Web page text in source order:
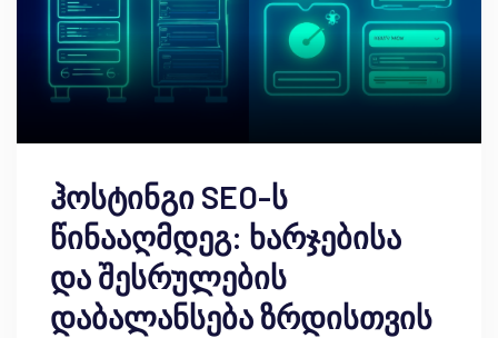
ჰოსტინგი SEO-ს
წინააღმდეგ: ხარჯებისა
და შესრულების
დაბალანსება ზრდისთვის